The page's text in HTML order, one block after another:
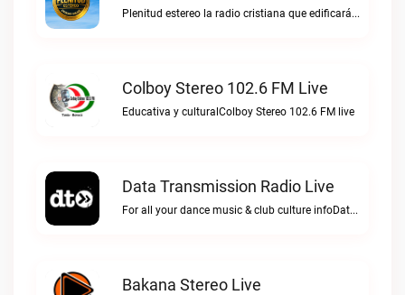
Plenitud estereo la radio cristiana que edificará tu vida.Plenitud Estereo Online live
Colboy Stereo 102.6 FM Live
Educativa y culturalColboy Stereo 102.6 FM live
Data Transmission Radio Live
For all your dance music & club culture infoData Transmission Radio live
Bakana Stereo Live